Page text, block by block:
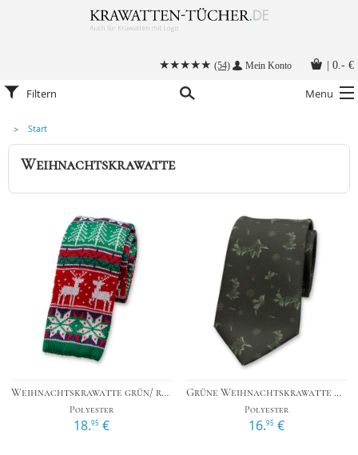
(54) Mein Konto 0.- €
Menu
Filtern
Krawatten
Alle Accessoires
Stoffmasken
Krawatten mit Logo
Krawatte binden
Anleitungen
Kontakt
Start
Weihnachtskrawatte
Weihnachtskrawatte grün/ rot/ weiß
Polyester
18.95 €
Grüne Weihnachtskrawatte Holly
Polyester
16.95 €